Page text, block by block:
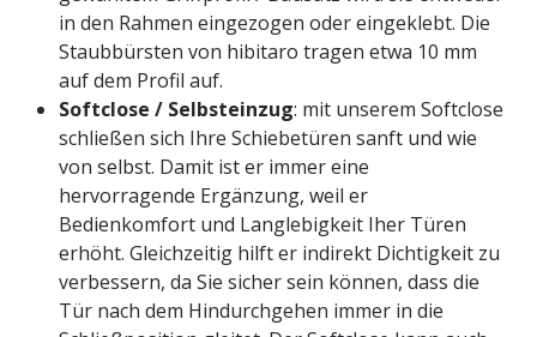
in den Rahmen eingezogen oder eingeklebt. Die
Staubbürsten von hibitaro tragen etwa 10 mm
auf dem Profil auf.
Softclose / Selbsteinzug: mit unserem Softclose
schließen sich Ihre Schiebetüren sanft und wie
von selbst. Damit ist er immer eine
hervorragende Ergänzung, weil er
Bedienkomfort und Langlebigkeit Iher Türen
erhöht. Gleichzeitig hilft er indirekt Dichtigkeit zu
verbessern, da Sie sicher sein können, dass die
Tür nach dem Hindurchgehen immer in die